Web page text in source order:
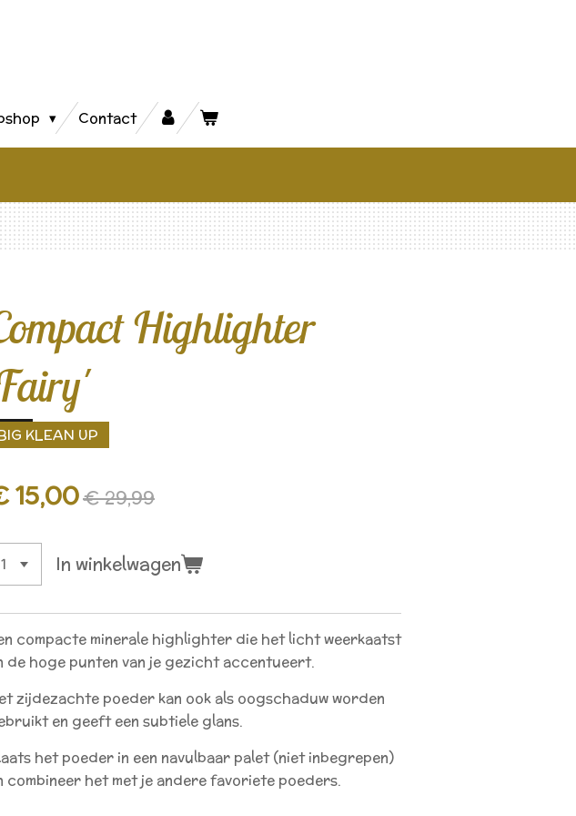
Contact
Highlighter
KLEAN UP
15,00€ 29,99
In winkelwagen
compacte minerale highlighter die het licht weerkaatst
de hoge punten van je gezicht accentueert.
zijdezachte poeder kan ook als oogschaduw worden
en geeft een subtiele glans.
het poeder in een navulbaar palet (niet inbegrepen)
combineer het met je andere favoriete poeders.